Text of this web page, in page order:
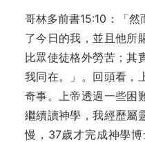
哥林多前書15:10：「
了今日的我，並且他所
比眾使徒格外勞苦；其
我同在。」。回頭看，
奇事。上帝透過一些困
繼續讀神學，我經歷屬
慢，37歲才完成神學